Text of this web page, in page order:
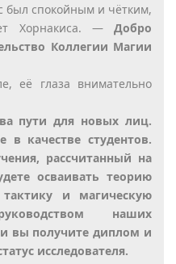
был спокойным и чётким,
Хорнакиса. — Добро
Коллегии Магии
её глаза внимательно
пути для новых лиц.
качестве студентов.
рассчитанный на
осваивать теорию
и магическую
наших
вы получите диплом и
исследователя.